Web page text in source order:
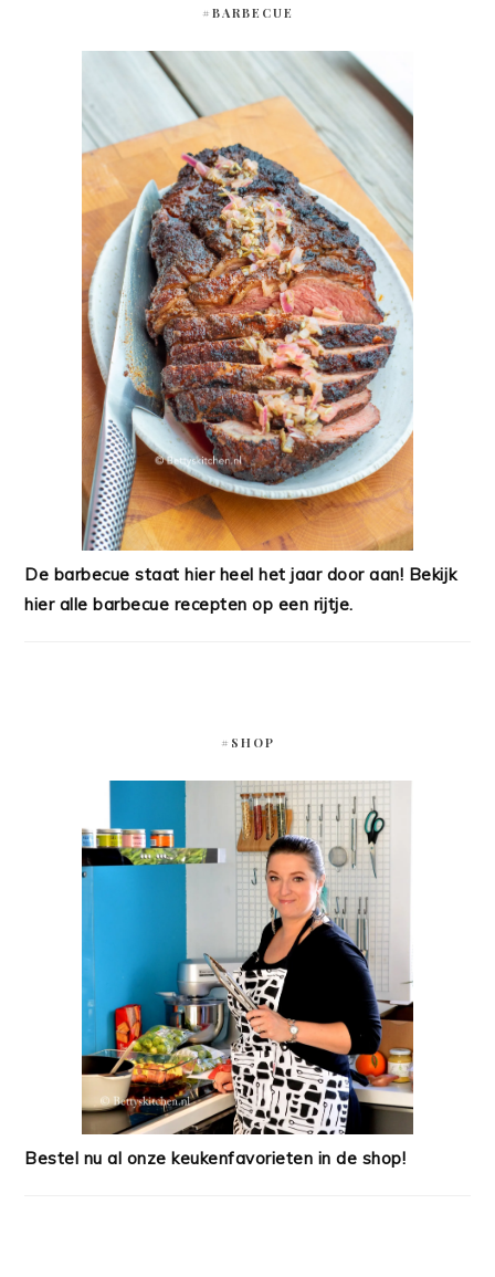
#BARBECUE
De barbecue staat hier heel het jaar door aan! Bekijk
hier alle barbecue recepten op een rijtje.
#SHOP
Bestel nu al onze keukenfavorieten in de shop!